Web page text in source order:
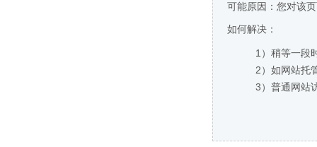
可能原因：您对该
如何解决：
1）稍等一段
2）如网站托
3）普通网站